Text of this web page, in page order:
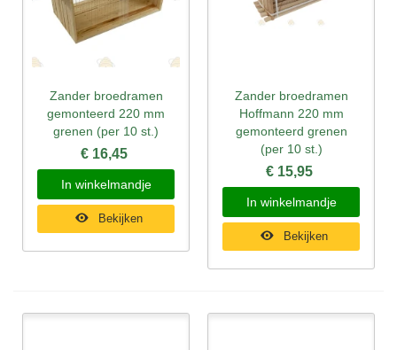
Zander broedramen
gemonteerd 220 mm
grenen (per 10 st.)
€ 16,45
In winkelmandje
Bekijken
Zander broedramen
Hoffmann 220 mm
gemonteerd grenen
(per 10 st.)
€ 15,95
In winkelmandje
Bekijken